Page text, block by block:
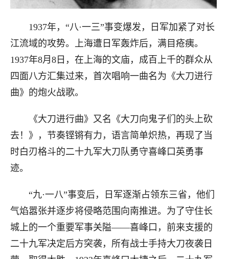
1937年，“八·一三”事变爆发，日军加紧了对长
江流域的攻势。上海遭日军轰炸后，满目疮痍。
1937年8月8日，在上海的文庙，成百上千的群众从
四面八方汇集过来，首次唱响一曲名为《大刀进行
曲》的炮火战歌。
《大刀进行曲》又名《大刀向鬼子们的头上砍
去！》，节奏铿锵有力，语言简单炽热，再现了当
时白刃格斗的二十九军大刀队勇守喜峰口英勇事
迹。
“九·一八”事变后，日军逐渐占领东三省，他们
气焰嚣张并逐步将侵略范围向南推进。为了守住长
城上的一个重要军事关隘——喜峰口，前来支援的
二十九军决定后方突袭，所有战士手持大刀夜袭日